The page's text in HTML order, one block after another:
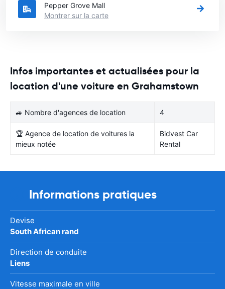
Pepper Grove Mall
Montrer sur la carte
Infos importantes et actualisées pour la
location d'une voiture en Grahamstown
🚙 Nombre d'agences de location 4
🏆 Agence de location de voitures la
mieux notée
Bidvest Car
Rental
Informations pratiques
Devise
South African rand
Direction de conduite
Liens
Vitesse maximale en ville